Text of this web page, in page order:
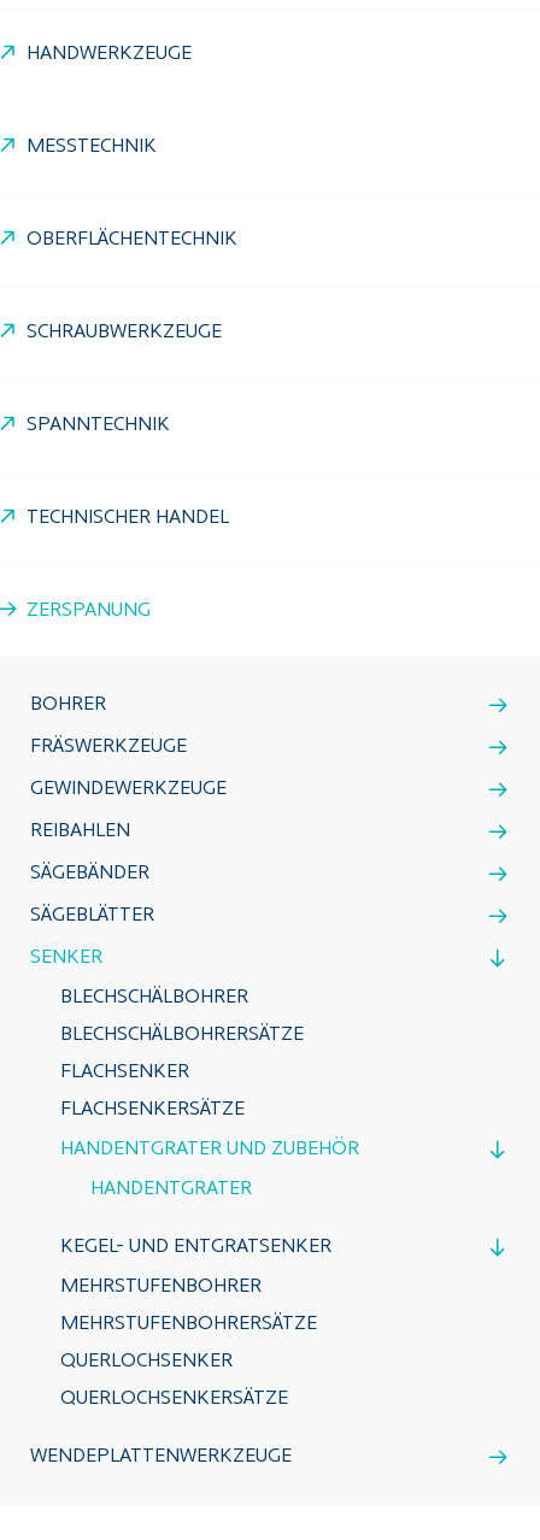
HANDWERKZEUGE
MESSTECHNIK
OBERFLÄCHENTECHNIK
SCHRAUBWERKZEUGE
SPANNTECHNIK
TECHNISCHER HANDEL
ZERSPANUNG
BOHRER
FRÄSWERKZEUGE
GEWINDEWERKZEUGE
REIBAHLEN
SÄGEBÄNDER
SÄGEBLÄTTER
SENKER
BLECHSCHÄLBOHRER
BLECHSCHÄLBOHRERSÄTZE
FLACHSENKER
FLACHSENKERSÄTZE
HANDENTGRATER UND ZUBEHÖR
HANDENTGRATER
KEGEL- UND ENTGRATSENKER
MEHRSTUFENBOHRER
MEHRSTUFENBOHRERSÄTZE
QUERLOCHSENKER
QUERLOCHSENKERSÄTZE
WENDEPLATTENWERKZEUGE